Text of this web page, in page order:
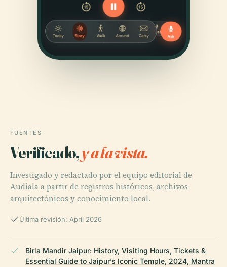
FUENTES
Verificado,y a la vista.
Investigado y redactado por el equipo editorial de
Audiala a partir de registros históricos, archivos
arquitectónicos y conocimiento local.
Última revisión: April 2026
Birla Mandir Jaipur: History, Visiting Hours, Tickets &
Essential Guide to Jaipur’s Iconic Temple, 2024, Mantra